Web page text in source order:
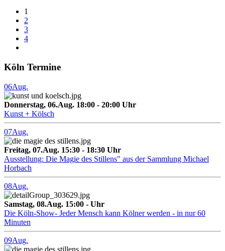
1
2
3
4
Köln Termine
06Aug.
Donnerstag, 06.Aug. 18:00 - 20:00 Uhr
Kunst + Kölsch
07Aug.
Freitag, 07.Aug. 15:30 - 18:30 Uhr
Ausstellung: Die Magie des Stillens" aus der Sammlung Michael
Horbach
08Aug.
Samstag, 08.Aug. 15:00 - Uhr
Die Köln-Show- Jeder Mensch kann Kölner werden - in nur 60
Minuten
09Aug.